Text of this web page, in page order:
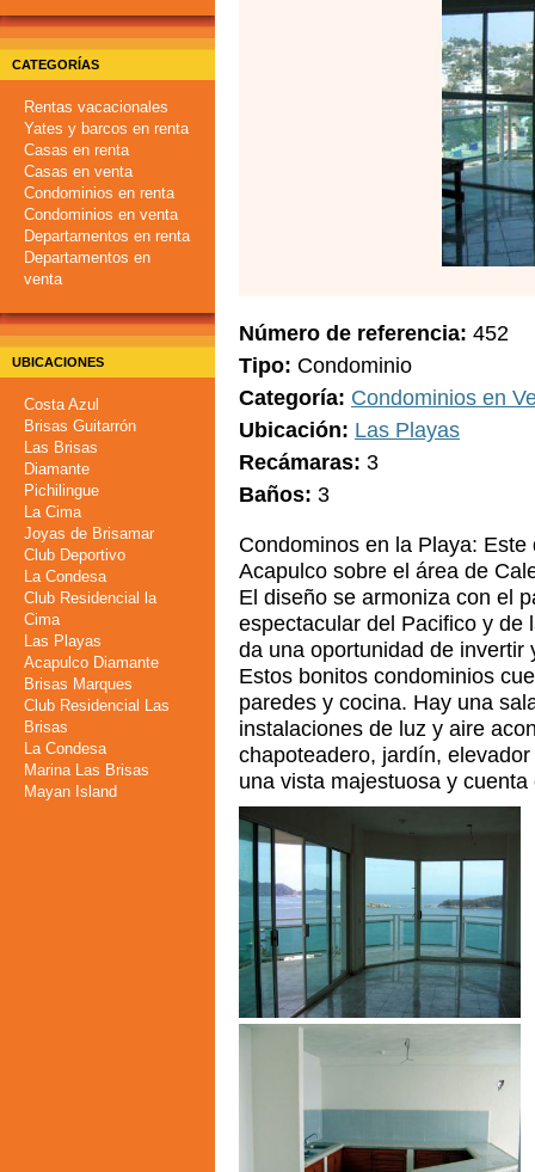
CATEGORÍAS
Rentas vacacionales
Yates y barcos en renta
Casas en renta
Casas en venta
Condominios en renta
Condominios en venta
Departamentos en renta
Departamentos en
venta
UBICACIONES
Costa Azul
Brisas Guitarrón
Las Brisas
Diamante
Pichilingue
La Cima
Joyas de Brisamar
Club Deportivo
La Condesa
Club Residencial la
Cima
Las Playas
Acapulco Diamante
Brisas Marques
Club Residencial Las
Brisas
La Condesa
Marina Las Brisas
Mayan Island
Número de referencia 452
Tipo Condominio
Categoría Condominios en
Ubicación
Las Playas
Recámaras 3
Baños 3
Condominos en la Playa:
Acapulco sobre el área de
El diseño se armoniza con el
espectacular del Pacifico y de
da una oportunidad de
Estos bonitos condominios
paredes y cocina. Hay una
instalaciones de luz y aire
chapoteadero, jardín,
una vista majestuosa y